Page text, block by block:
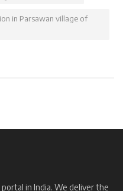
in Parsawan village of
in India. We deliver the